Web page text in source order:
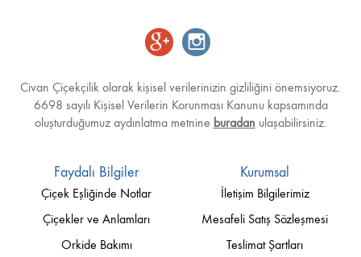
Civan Çiçekçilik olarak kişisel verilerinizin gizliliğini önemsiyoruz.
6698 sayılı Kişisel Verilerin Korunması Kanunu kapsamında
oluşturduğumuz aydınlatma metnine buradan ulaşabilirsiniz.
Faydalı Bilgiler
Çiçek Eşliğinde Notlar
Çiçekler ve Anlamları
Orkide Bakımı
Kurumsal
İletişim Bilgilerimiz
Mesafeli Satış Sözleşmesi
Teslimat Şartları